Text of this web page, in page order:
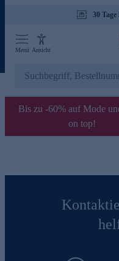
30
Menü Ansicht
Bis zu -60% auf Mode
on top!